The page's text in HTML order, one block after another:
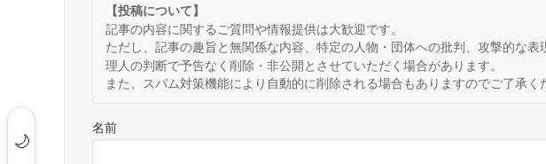
🌙
【投稿について】
記事の内容に関するご質問や情報提供は大歓迎です。
ただし、記事の趣旨と無関係な内容、特定の人物・団体への批判、攻撃的な表
理人の判断で予告なく削除・非公開とさせていただく場合があります。
また、スパム対策機能により自動的に削除される場合もありますのでご了承く
名前